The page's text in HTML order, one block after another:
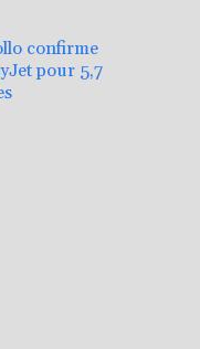
confirme
pour 5,7